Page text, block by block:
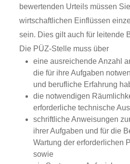
bewertenden Urteils müssen
wirtschaftlichen Einflüssen
sein. Dies gilt auch für leitende
Die PÜZ-Stelle muss über
eine ausreichende Anzahl
die für ihre Aufgaben
und berufliche Erfahrung
die notwendigen
erforderliche technische
schriftliche Anweisungen
ihrer Aufgaben und für die
Wartung der erforderlichen
sowie